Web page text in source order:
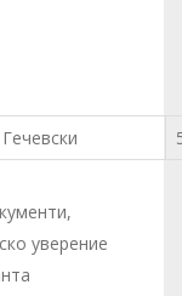
Гечевски
уверение